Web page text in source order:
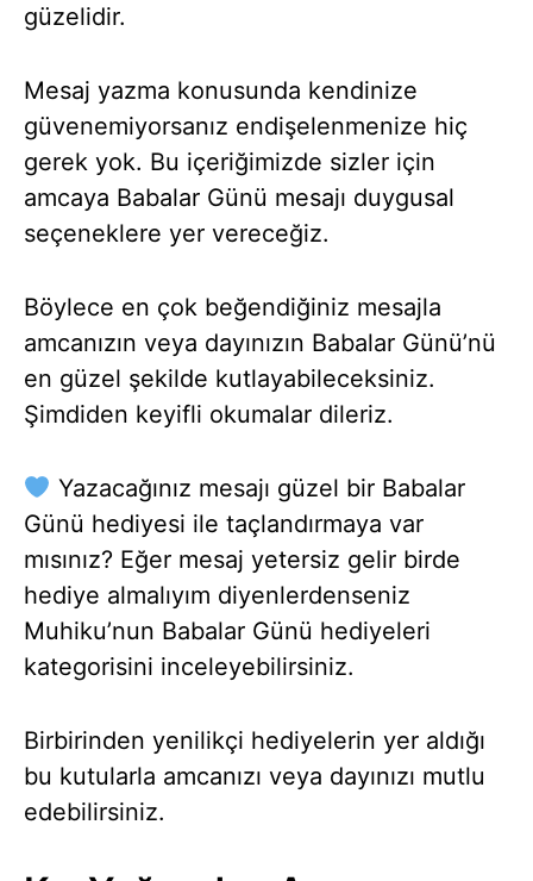
güzelidir.
Mesaj yazma konusunda kendinize
güvenemiyorsanız endişelenmenize hiç
gerek yok. Bu içeriğimizde sizler için
amcaya Babalar Günü mesajı duygusal
seçeneklere yer vereceğiz.
Böylece en çok beğendiğiniz mesajla
amcanızın veya dayınızın Babalar Günü’nü
en güzel şekilde kutlayabileceksiniz.
Şimdiden keyifli okumalar dileriz.
Yazacağınız mesajı güzel bir Babalar
Günü hediyesi ile taçlandırmaya var
mısınız? Eğer mesaj yetersiz gelir birde
hediye almalıyım diyenlerdenseniz
Muhiku’nun Babalar Günü hediyeleri
kategorisini inceleyebilirsiniz.
Birbirinden yenilikçi hediyelerin yer aldığı
bu kutularla amcanızı veya dayınızı mutlu
edebilirsiniz.